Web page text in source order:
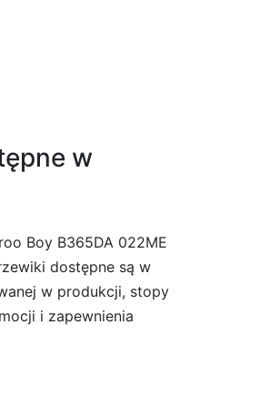
w
Boy B365DA 022ME
dostępne są w
w produkcji, stopy
i zapewnienia